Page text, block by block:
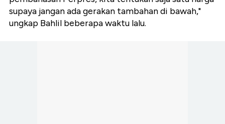
supaya jangan ada gerakan tambahan di bawah,"
ungkap Bahlil beberapa waktu lalu.